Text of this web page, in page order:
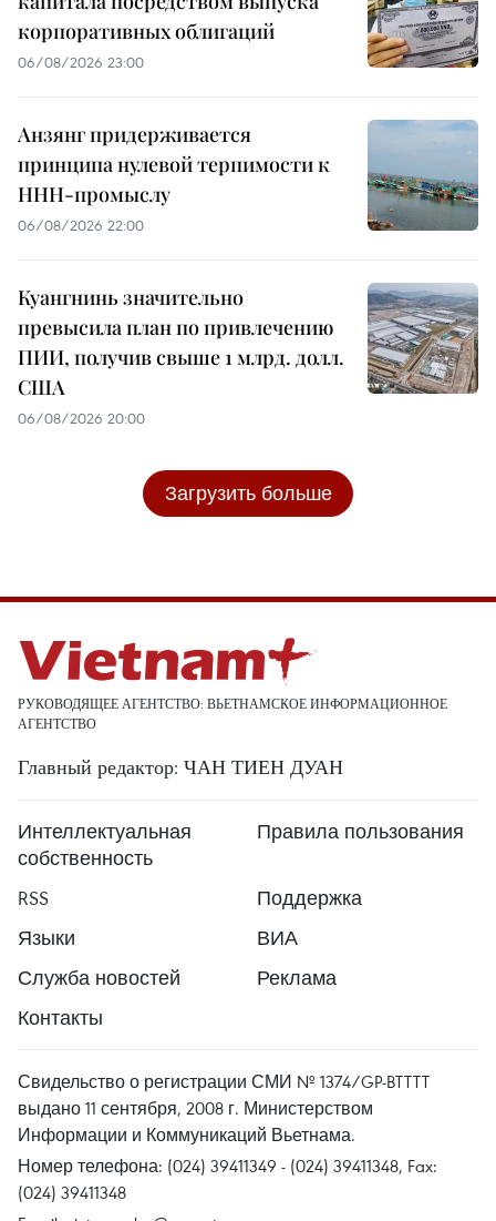
корпоративных облигаций
06/08/2026 23:00
Анзянг придерживается
принципа нулевой терпимости к
ННН-промыслу
06/08/2026 22:00
Куангнинь значительно
превысила план по привлечению
ПИИ, получив свыше 1 млрд. долл.
США
06/08/2026 20:00
Загрузить больше
РУКОВОДЯЩЕЕ АГЕНТСТВО: ВЬЕТНАМСКОЕ ИНФОРМАЦИОННОЕ
АГЕНТСТВО
Главный редактор: ЧАН ТИЕН ДУАН
Интеллектуальная
собственность
Правила пользования
RSS
Поддержка
Языки
ВИА
Служба новостей
Реклама
Контакты
Свидельство о регистрации СМИ № 1374/GP-BTTTT
выдано 11 сентября, 2008 г. Министерством
Информации и Коммуникаций Вьетнама.
Номер телефона: (024) 39411349 - (024) 39411348, Fax:
(024) 39411348